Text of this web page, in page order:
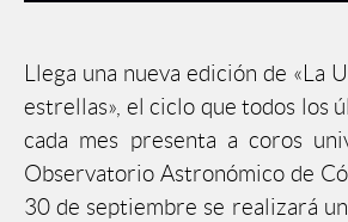
Llega una nueva edición de «La
estrellas», el ciclo que todos los
cada mes presenta a coros
Observatorio Astronómico de
30 de septiembre se realizará